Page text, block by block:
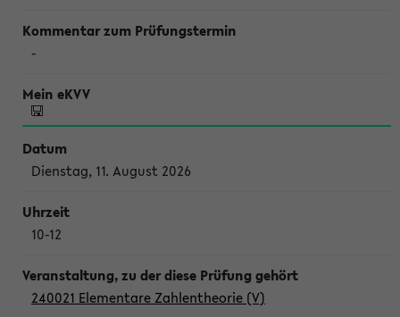
-
Dienstag, 11. August 2026
10-12
240021 Elementare Zahlentheorie (V)